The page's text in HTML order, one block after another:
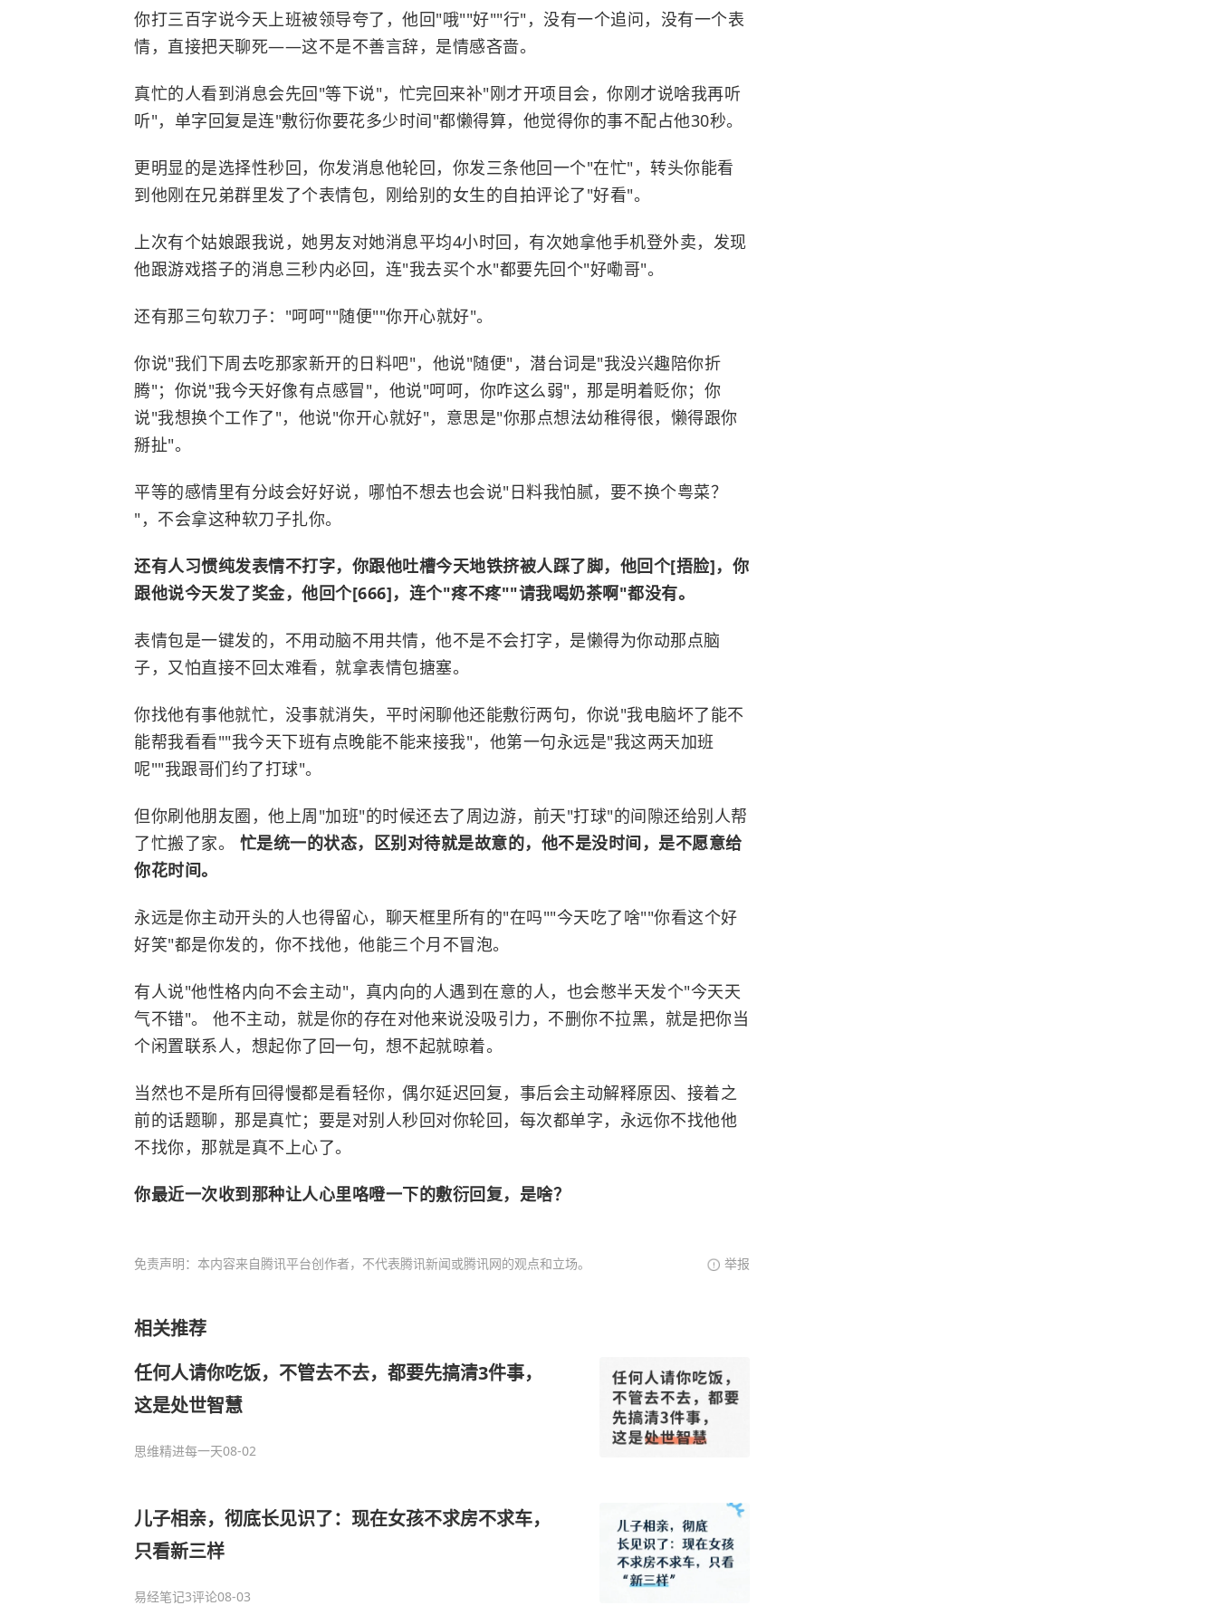
你打三百字说今天上班被领导夸了，他回"哦""好""行"，没有一个追问，没有一个表
情，直接把天聊死——这不是不善言辞，是情感吝啬。
真忙的人看到消息会先回"等下说"，忙完回来补"刚才开项目会，你刚才说啥我再听
听"，单字回复是连"敷衍你要花多少时间"都懒得算，他觉得你的事不配占他30秒。
更明显的是选择性秒回，你发消息他轮回，你发三条他回一个"在忙"，转头你能看
到他刚在兄弟群里发了个表情包，刚给别的女生的自拍评论了"好看"。
上次有个姑娘跟我说，她男友对她消息平均4小时回，有次她拿他手机登外卖，发现
他跟游戏搭子的消息三秒内必回，连"我去买个水"都要先回个"好嘞哥"。
还有那三句软刀子："呵呵""随便""你开心就好"。
你说"我们下周去吃那家新开的日料吧"，他说"随便"，潜台词是"我没兴趣陪你折
腾"；你说"我今天好像有点感冒"，他说"呵呵，你咋这么弱"，那是明着贬你；你
说"我想换个工作了"，他说"你开心就好"，意思是"你那点想法幼稚得很，懒得跟你
掰扯"。
平等的感情里有分歧会好好说，哪怕不想去也会说"日料我怕腻，要不换个粤菜？
"，不会拿这种软刀子扎你。
还有人习惯纯发表情不打字，你跟他吐槽今天地铁挤被人踩了脚，他回个[捂脸]，你
跟他说今天发了奖金，他回个[666]，连个"疼不疼""请我喝奶茶啊"都没有。
表情包是一键发的，不用动脑不用共情，他不是不会打字，是懒得为你动那点脑
子，又怕直接不回太难看，就拿表情包搪塞。
你找他有事他就忙，没事就消失，平时闲聊他还能敷衍两句，你说"我电脑坏了能不
能帮我看看""我今天下班有点晚能不能来接我"，他第一句永远是"我这两天加班
呢""我跟哥们约了打球"。
但你刷他朋友圈，他上周"加班"的时候还去了周边游，前天"打球"的间隙还给别人帮
了忙搬了家。 忙是统一的状态，区别对待就是故意的，他不是没时间，是不愿意给
你花时间。
永远是你主动开头的人也得留心，聊天框里所有的"在吗""今天吃了啥""你看这个好
好笑"都是你发的，你不找他，他能三个月不冒泡。
有人说"他性格内向不会主动"，真内向的人遇到在意的人，也会憋半天发个"今天天
气不错"。 他不主动，就是你的存在对他来说没吸引力，不删你不拉黑，就是把你当
个闲置联系人，想起你了回一句，想不起就晾着。
当然也不是所有回得慢都是看轻你，偶尔延迟回复，事后会主动解释原因、接着之
前的话题聊，那是真忙；要是对别人秒回对你轮回，每次都单字，永远你不找他他
不找你，那就是真不上心了。
你最近一次收到那种让人心里咯噔一下的敷衍回复，是啥？
免责声明：本内容来自腾讯平台创作者，不代表腾讯新闻或腾讯网的观点和立场。 举报
相关推荐
任何人请你吃饭，不管去不去，都要先搞清3件事，
这是处世智慧
思维精进每一天08-02
儿子相亲，彻底长见识了：现在女孩不求房不求车，
只看新三样
易经笔记3评论08-03